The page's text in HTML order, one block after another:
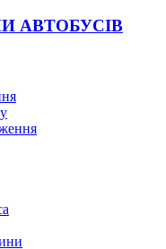
АВТОБУСІВ